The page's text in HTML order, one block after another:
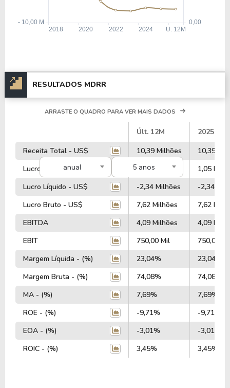
RESULTADOS MDRR
anual 5 anos
ARRASTE O QUADRO PARA VER MAIS DADOS
Últ. 12M
2025
Receita Total - US$
10,39 Milhões
10,39
Lucro Operacional - US$
1,05 Milhão
1,05
Lucro Líquido - US$
-2,34 Milhões
-2,34
Lucro Bruto - US$
7,62 Milhões
7,62
EBITDA
4,09 Milhões
4,09
EBIT
750,00 Mil
750,00
Margem Líquida - (%)
23,04%
23,04%
Margem Bruta - (%)
74,08%
74,08%
MA - (%)
7,69%
7,69%
ROE - (%)
-9,71%
-9,71%
EOA - (%)
-3,01%
-3,01%
ROIC - (%)
3,45% 3,45%